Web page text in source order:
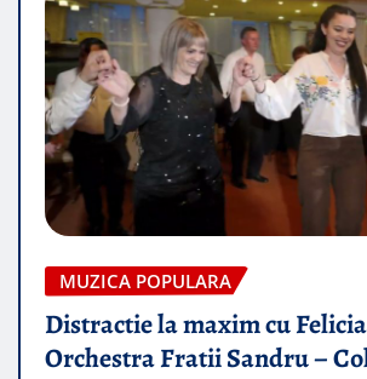
MUZICA POPULARA
Distractie la maxim cu
Orchestra Fratii Sandru –